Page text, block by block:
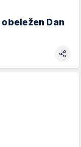
Dan